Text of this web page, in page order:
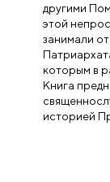
другими
этой
занимали
которым в
Книга
историей